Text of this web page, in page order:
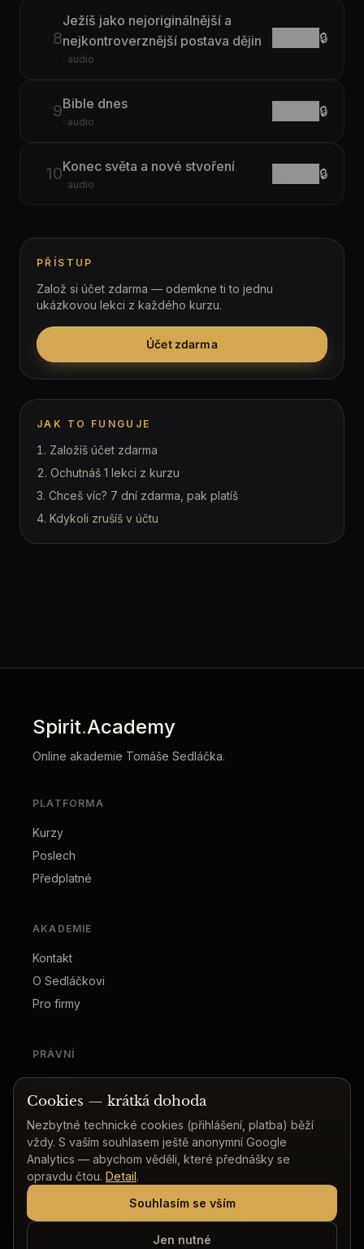
8
Ježíš jako nejoriginálnější a
nejkontroverznější postava dějin
· audio
🔒
9Bible dnes
· audio
🔒
10Konec světa a nové stvoření
· audio
🔒
PŘÍSTUP
Založ si účet zdarma — odemkne ti to jednu
ukázkovou lekci z každého kurzu.
Účet zdarma
JAK TO FUNGUJE
Založíš účet zdarma
Ochutnáš 1 lekci z kurzu
Chceš víc? 7 dní zdarma, pak platíš
Kdykoli zrušíš v účtu
Spirit.Academy
Online akademie Tomáše Sedláčka.
PLATFORMA
Kurzy
Poslech
Předplatné
AKADEMIE
Kontakt
O Sedláčkovi
Pro firmy
PRÁVNÍ
Soukromí
Cookies
Bezpečnost
© 2026 Provozovatel: Pracovna, s.r.o., IČO 02093839, Vlkova
Cookies — krátká dohoda
Nezbytné technické cookies (přihlášení, platba) běží
vždy. S vaším souhlasem ještě anonymní Google
Analytics — abychom věděli, které přednášky se
opravdu čtou. Detail.
Jen nutné
Souhlasím se vším